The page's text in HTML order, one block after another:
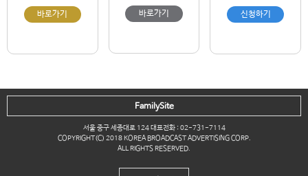
바로가기 바로가기 신청하기
서울 중구 세종대로 124 대표전화 : 02-731-7114
COPYRIGHT(C) 2018 KOREA BROADCAST ADVERTISING CORP.
ALL RIGHTS RESERVED.
FamilySite